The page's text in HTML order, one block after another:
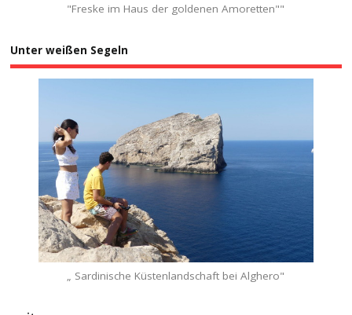
"Freske im Haus der goldenen Amoretten""
Unter weißen Segeln
„ Sardinische Küstenlandschaft bei Alghero"